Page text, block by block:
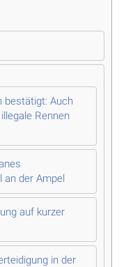
bestätigt: Auch
Rennen
an der Ampel
auf kurzer
in der